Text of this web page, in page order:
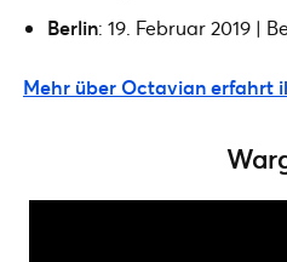
Berlin: 19. Februar 2019 |
Mehr über Octavian erfahrt